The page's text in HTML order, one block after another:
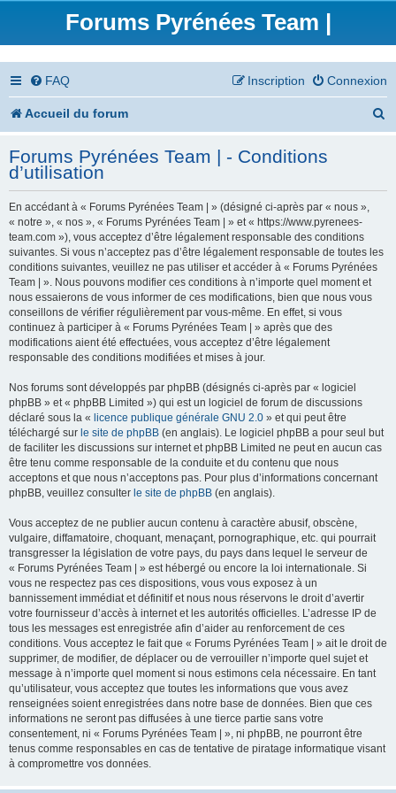
Forums Pyrénées Team |
FAQ Connexion
Inscription
Accueil du forum
h
Forums Pyrénées Team | - Conditions
d’utilisation
En accédant à « Forums Pyrénées Team | » (désigné ci-après par « nous »,
« notre », « nos », « Forums Pyrénées Team | » et « https://www.pyrenees-
team.com »), vous acceptez d’être légalement responsable des conditions
suivantes. Si vous n’acceptez pas d’être légalement responsable de toutes les
conditions suivantes, veuillez ne pas utiliser et accéder à « Forums Pyrénées
Team | ». Nous pouvons modifier ces conditions à n’importe quel moment et
nous essaierons de vous informer de ces modifications, bien que nous vous
conseillons de vérifier régulièrement par vous-même. En effet, si vous
continuez à participer à « Forums Pyrénées Team | » après que des
modifications aient été effectuées, vous acceptez d’être légalement
responsable des conditions modifiées et mises à jour.
Nos forums sont développés par phpBB (désignés ci-après par « logiciel
phpBB » et « phpBB Limited ») qui est un logiciel de forum de discussions
déclaré sous la « licence publique générale GNU 2.0 » et qui peut être
téléchargé sur le site de phpBB (en anglais). Le logiciel phpBB a pour seul but
de faciliter les discussions sur internet et phpBB Limited ne peut en aucun cas
être tenu comme responsable de la conduite et du contenu que nous
acceptons et que nous n’acceptons pas. Pour plus d’informations concernant
phpBB, veuillez consulter le site de phpBB (en anglais).
Vous acceptez de ne publier aucun contenu à caractère abusif, obscène,
vulgaire, diffamatoire, choquant, menaçant, pornographique, etc. qui pourrait
transgresser la législation de votre pays, du pays dans lequel le serveur de
« Forums Pyrénées Team | » est hébergé ou encore la loi internationale. Si
vous ne respectez pas ces dispositions, vous vous exposez à un
bannissement immédiat et définitif et nous nous réservons le droit d’avertir
votre fournisseur d’accès à internet et les autorités officielles. L’adresse IP de
tous les messages est enregistrée afin d’aider au renforcement de ces
conditions. Vous acceptez le fait que « Forums Pyrénées Team | » ait le droit de
supprimer, de modifier, de déplacer ou de verrouiller n’importe quel sujet et
message à n’importe quel moment si nous estimons cela nécessaire. En tant
qu’utilisateur, vous acceptez que toutes les informations que vous avez
renseignées soient enregistrées dans notre base de données. Bien que ces
informations ne seront pas diffusées à une tierce partie sans votre
consentement, ni « Forums Pyrénées Team | », ni phpBB, ne pourront être
tenus comme responsables en cas de tentative de piratage informatique visant
à compromettre vos données.